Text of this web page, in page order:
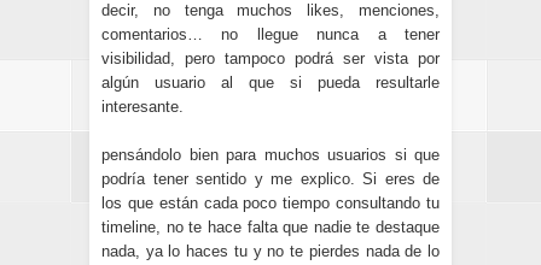
decir, no tenga muchos likes, menciones,
comentarios… no llegue nunca a tener
visibilidad, pero tampoco podrá ser vista por
algún usuario al que si pueda resultarle
interesante.
pensándolo bien para muchos usuarios si que
podría tener sentido y me explico. Si eres de
los que están cada poco tiempo consultando tu
timeline, no te hace falta que nadie te destaque
nada, ya lo haces tu y no te pierdes nada de lo